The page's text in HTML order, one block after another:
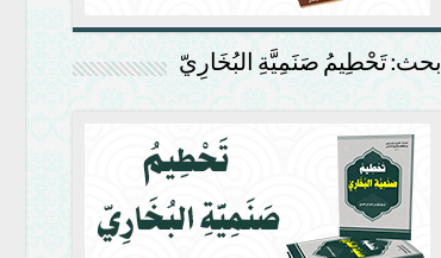
بحث: تَحْطِيمُ صَنَمِيَّةِ البُخَارِيّ